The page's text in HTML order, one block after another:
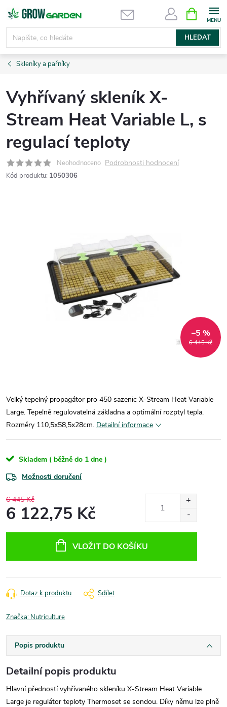
Přejít
obsah
HLEDAT
NÁKUPNÍ
KOŠÍK
Skleníky a pařníky
Vyhřívaný skleník X-
Stream Heat Variable L, s
regulací teploty
Neohodnoceno Podrobnosti hodnocení
Kód produktu: 1050306
6 445 Kč
–5 %
Velký tepelný propagátor pro 450 sazenic X-Stream Heat Variable
Large. Tepelně regulovatelná základna a optimální rozptyl tepla.
Rozměry 110,5x58,5x28cm. Detailní informace
Skladem ( běžně do 1 dne )
Možnosti doručení
6 445 Kč
6 122,75 Kč
VLOŽIT DO KOŠÍKU
Dotaz k produktu Sdílet
Značka: Nutriculture
Popis produktu
Detailní popis produktu
Hlavní předností vyhřívaného skleníku X-Stream Heat Variable
Large je regulátor teploty Thermoset se sondou. Díky němu lze plně